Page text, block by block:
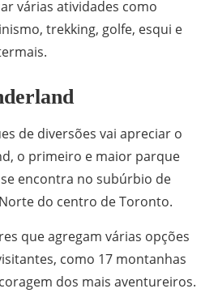
várias atividades como
trekking, golfe, esqui e
de diversões vai apreciar o
o primeiro e maior parque
encontra no subúrbio de
do centro de Toronto.
que agregam várias opções
como 17 montanhas
dos mais aventureiros.